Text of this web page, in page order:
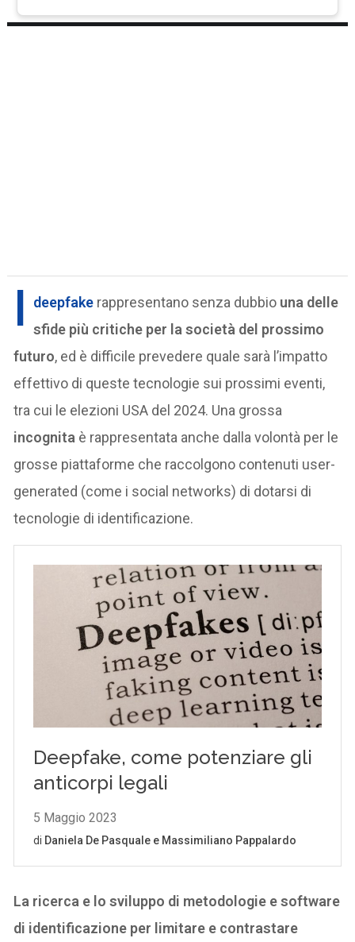
I deepfake rappresentano senza dubbio una delle
sfide più critiche per la società del prossimo
futuro, ed è difficile prevedere quale sarà l’impatto
effettivo di queste tecnologie sui prossimi eventi,
tra cui le elezioni USA del 2024. Una grossa
incognita è rappresentata anche dalla volontà per le
grosse piattaforme che raccolgono contenuti user-
generated (come i social networks) di dotarsi di
tecnologie di identificazione.
La ricerca e lo sviluppo di metodologie e software
di identificazione per limitare e contrastare